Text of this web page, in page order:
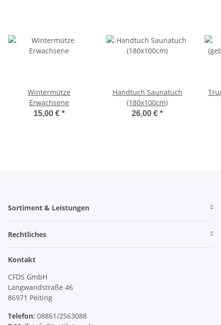
Wintermütze
Erwachsene
15,00 € *
Handtuch Saunatuch
(180x100cm)
26,00 € *
Sortiment & Leistungen
Rechtliches
Kontakt
CFDS GmbH
Langwandstraße 46
86971 Peiting
Telefon: 08861/2563088